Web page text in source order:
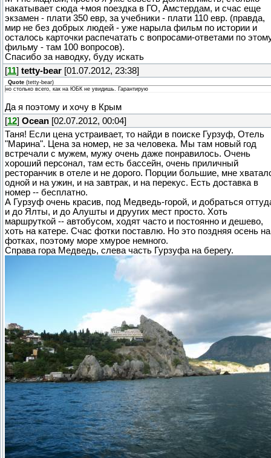
накатывает сюда +моя поездка в ГО, Амстердам, и счас еще
экзамен - плати 350 евр, за учебники - плати 110 евр. (правда,
мир не без добрых людей - уже нарыла фильм по истории и
осталось карточки распечатать с вопросами-ответами по
фильму - там 100 вопросов).
Спасибо за наводку, буду искать
[11] tetty-bear [01.07.2012, 23:38]
Quote (tetty-bear)
но столько всего, как на ЮБК не увидишь. Гарантирую
Да я поэтому и хочу в Крым
[12] Ocean [02.07.2012, 00:04]
Таня! Если цена устраивает, то найди в поиске Гурзуф, Отель
"Марина". Цена за номер, не за человека. Мы там новый год
встречали с мужем, мужу очень даже понравилось. Очень
хороший персонал, там есть бассейн, очень приличный
ресторанчик в отеле и не дорого. Порции большие, мне
одной и на ужин, и на завтрак, и на перекус. Есть доставка в
номер -- бесплатно.
А Гурзуф очень красив, под Медведь-горой, и добраться
и до Ялты, и до Алушты и друугих мест просто. Хоть
маршруткой -- автобусом, ходят часто и постоянно и дешево,
хоть на катере. Счас фотки поставлю. Но это поздняя осень на
фотках, поэтому море хмурое немного.
Справа гора Медведь, слева часть Гурзуфа на берегу.